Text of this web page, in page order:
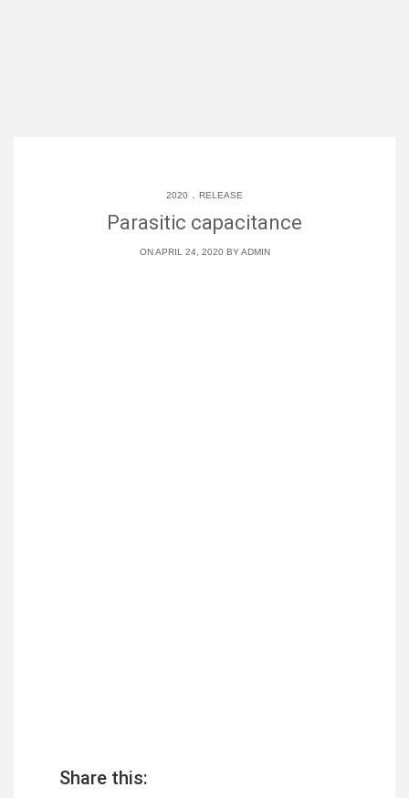
2020 RELEASE
Parasitic capacitance
ON APRIL 24, 2020 BYADMIN
Share this: